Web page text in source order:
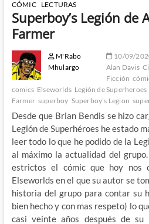
CÓMIC LECTURAS
Superboy’s Legión de
Farmer
M'Rabo
Mhulargo
10/09/
Alan Davis
Ficción
comics Elseworlds Legión de Superheroes
Farmer superboy Superboy's Legion
Desde que Brian Bendis se hizo
Legión de Superhéroes he estado
leer todo lo que he podido de la
al máximo la actualidad del
estrictos el cómic que hoy nos
Elseworlds en el que su autor se
historia del grupo para contar su
bien hecho y con mas respeto) lo
casi veinte años después de su